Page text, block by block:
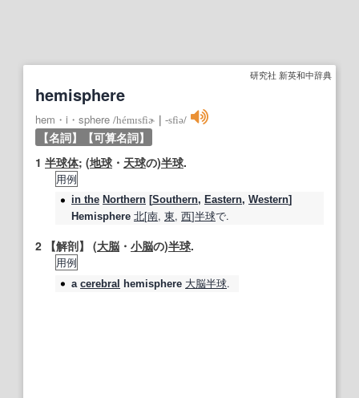
研究社 新英和中辞典
hemisphere
hem・i・sphere /hémɪsfìɚ ‐sfìə/
【名詞】
【可算名詞】
1 半球体; (地球 ・ 天球の)半球.
用例
in the Northern [Southern, Eastern, Western]
Hemisphere 北[南, 東, 西]半球で.
2 【解剖】 (大脳 ・ 小脳の)半球.
用例
a cerebral hemisphere 大脳半球.